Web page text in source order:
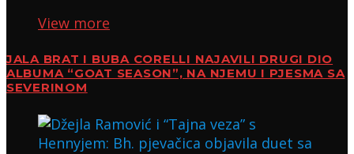
View more
JALA BRAT I BUBA CORELLI NAJAVILI DRUGI DIO
ALBUMA “GOAT SEASON”, NA NJEMU I PJESMA SA
SEVERINOM